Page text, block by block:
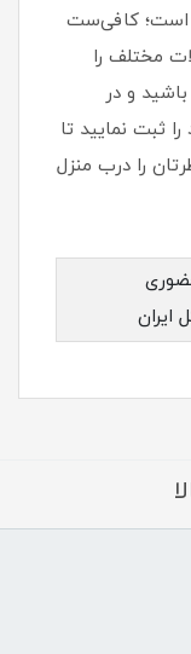
است؛ کافی‌ست
مختلف را
و در
ثبت نمایید تا
را درب منزل
ایران